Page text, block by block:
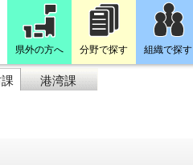
県外の方へ 分野で探す 組織で探す
港湾課